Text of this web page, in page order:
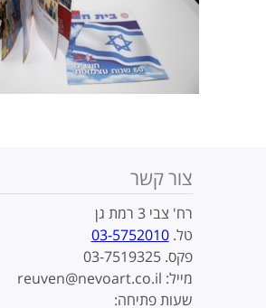
צור קשר
רח' צבי 3 רמת גן
טל.03-5752010
פקס. 03-7519325
מייל: reuven@nevoart.co.il
שעות פתיחה: